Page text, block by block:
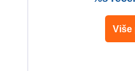
Više